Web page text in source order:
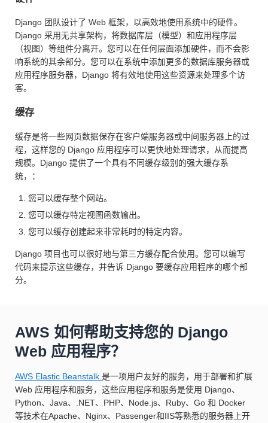
Django 团队设计了 Web 框架，以高效地使用系统中的硬件。
Django 采用无共享架构，将数据库层（模型）和应用程序层
（视图）等组件分离开。您可以在任何层面添加硬件，而不会影
响系统的其余部分。您可以在系统中添加更多的数据库服务器或
应用程序服务器，Django 将有效地使用这些资源来处理多个访
客。
缓存
缓存是将一些网页数据保存在客户端服务器或中间服务器上的过
程，这样您的 Django 应用程序可以更快地处理请求，从而提高
规模。Django 提供了一个具有不同缓存级别的强大缓存系
统，：
您可以缓存整个网站。
您可以缓存特定视图函数输出。
您可以缓存创建起来非常耗时的特定内容。
Django 项目也可以很好地与第三方缓存配合使用。您可以编写
代码来提示这些缓存，并告诉 Django 要缓存应用程序的哪个部
分。
AWS 如何帮助支持您的 Django
Web 应用程序？
AWS Elastic Beanstalk 是一项用户友好的服务，用于部署和扩展
Web 应用程序和服务，这些应用程序和服务是使用 Django、
Python、Java、.NET、PHP、Node.js、Ruby、Go 和 Docker
等技术在Apache、Nginx、Passenger和IIS等熟悉的服务器上开